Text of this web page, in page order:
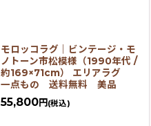
モロッコラグ｜ビンテージ・モ
ノトーン市松模様（1990年代 /
約169×71cm） エリアラグ
一点もの 送料無料 美品
55,800円 (税込)